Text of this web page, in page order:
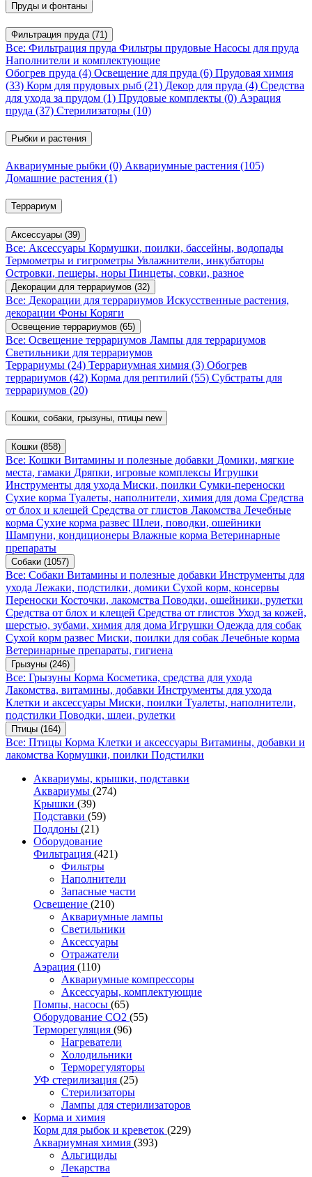
Пруды и фонтаны
Фильтрация пруда (71)
Все: Фильтрация пруда Фильтры прудовые Насосы для пруда
Наполнители и комплектующие
Обогрев пруда (4) Освещение для пруда (6) Прудовая химия
(33) Корм для прудовых рыб (21) Декор для пруда (4) Средства
для ухода за прудом (1) Прудовые комплекты (0) Аэрация
пруда (37) Стерилизаторы (10)
Рыбки и растения
Аквариумные рыбки (0) Аквариумные растения (105)
Домашние растения (1)
Террариум
Аксессуары (39)
Все: Аксессуары Кормушки, поилки, бассейны, водопады
Термометры и гигрометры Увлажнители, инкубаторы
Островки, пещеры, норы Пинцеты, совки, разное
Декорации для террариумов (32)
Все: Декорации для террариумов Искусственные растения,
декорации Фоны Коряги
Освещение террариумов (65)
Все: Освещение террариумов Лампы для террариумов
Светильники для террариумов
Террариумы (24) Террариумная химия (3) Обогрев
террариумов (42) Корма для рептилий (55) Субстраты для
террариумов (20)
Кошки, собаки, грызуны, птицы new
Кошки (858)
Все: Кошки Витамины и полезные добавки Домики, мягкие
места, гамаки Дряпки, игровые комплексы Игрушки
Инструменты для ухода Миски, поилки Сумки-переноски
Сухие корма Туалеты, наполнители, химия для дома Средства
от блох и клещей Средства от глистов Лакомства Лечебные
корма Сухие корма развес Шлеи, поводки, ошейники
Шампуни, кондиционеры Влажные корма Ветеринарные
препараты
Собаки (1057)
Все: Собаки Витамины и полезные добавки Инструменты для
ухода Лежаки, подстилки, домики Сухой корм, консервы
Переноски Косточки, лакомства Поводки, ошейники, рулетки
Средства от блох и клещей Средства от глистов Уход за кожей,
шерстью, зубами, химия для дома Игрушки Одежда для собак
Сухой корм развес Миски, поилки для собак Лечебные корма
Ветеринарные препараты, гигиена
Грызуны (246)
Все: Грызуны Корма Косметика, средства для ухода
Лакомства, витамины, добавки Инструменты для ухода
Клетки и аксессуары Миски, поилки Туалеты, наполнители,
подстилки Поводки, шлеи, рулетки
Птицы (164)
Все: Птицы Корма Клетки и аксессуары Витамины, добавки и
лакомства Кормушки, поилки Подстилки
Аквариумы, крышки, подставки
Аквариумы (274)
Крышки (39)
Подставки (59)
Поддоны (21)
Оборудование
Фильтрация (421)
Фильтры
Наполнители
Запасные части
Освещение (210)
Аквариумные лампы
Светильники
Аксессуары
Отражатели
Аэрация (110)
Аквариумные компрессоры
Аксессуары, комплектующие
Помпы, насосы (65)
Оборудование CO2 (55)
Терморегуляция (96)
Нагреватели
Холодильники
Терморегуляторы
УФ стерилизация (25)
Стерилизаторы
Лампы для стерилизаторов
Корма и химия
Корм для рыбок и креветок (229)
Аквариумная химия (393)
Альгициды
Лекарства